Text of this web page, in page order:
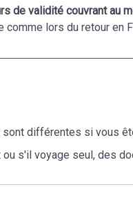
de validité couvrant au
comme lors du retour en
différentes si vous
s'il voyage seul, des